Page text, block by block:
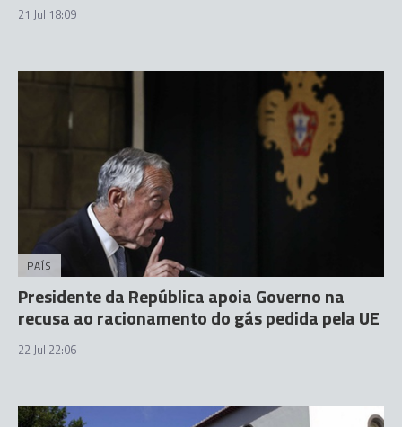
21 Jul 18:09
PAÍS
Presidente da República apoia Governo na
recusa ao racionamento do gás pedida pela UE
22 Jul 22:06